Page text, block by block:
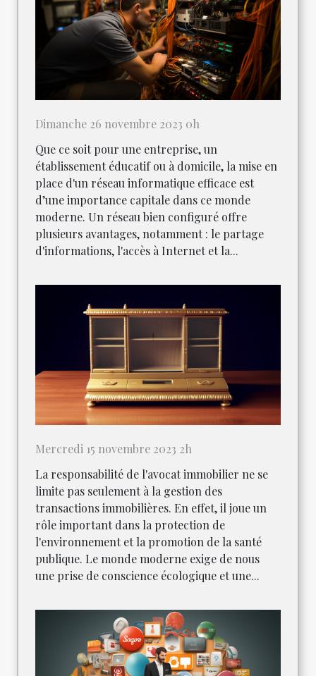
Dimanche 26 novembre 2023 0h
Que ce soit pour une entreprise, un
établissement éducatif ou à domicile, la mise en
place d'un réseau informatique efficace est
d’une importance capitale dans ce monde
moderne. Un réseau bien configuré offre
plusieurs avantages, notamment : le partage
d'informations, l'accès à Internet et la...
Mercredi 15 novembre 2023 2h
La responsabilité de l'avocat immobilier ne se
limite pas seulement à la gestion des
transactions immobilières. En effet, il joue un
rôle important dans la protection de
l'environnement et la promotion de la santé
publique. Le monde moderne exige de nous
une prise de conscience écologique et une...